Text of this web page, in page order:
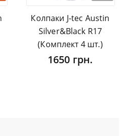
Колпаки J-tec Austin
Silver&Black R17
(Комплект 4 шт.)
1650 грн.